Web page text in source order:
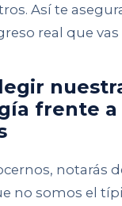
Así te
real que vas
frente a
notarás
no somos el